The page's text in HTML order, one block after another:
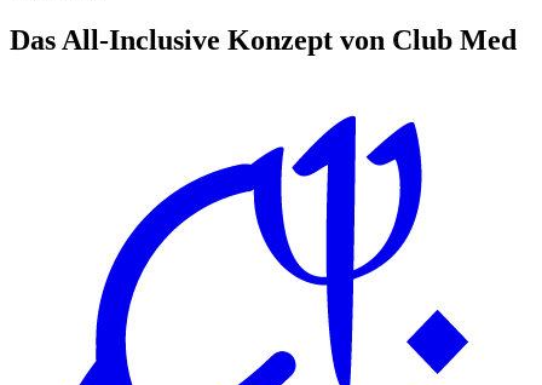
Das All-Inclusive Konzept von Club Med